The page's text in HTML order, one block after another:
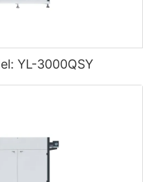
YL-3000QSY